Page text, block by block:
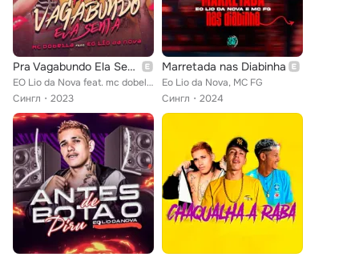
Pra Vagabundo Ela Senta
EO Lio da Nova feat. mc dobella
Сингл
2023
Marretada nas Diabinha
Eo Lio da Nova, MC FG
Сингл
2024